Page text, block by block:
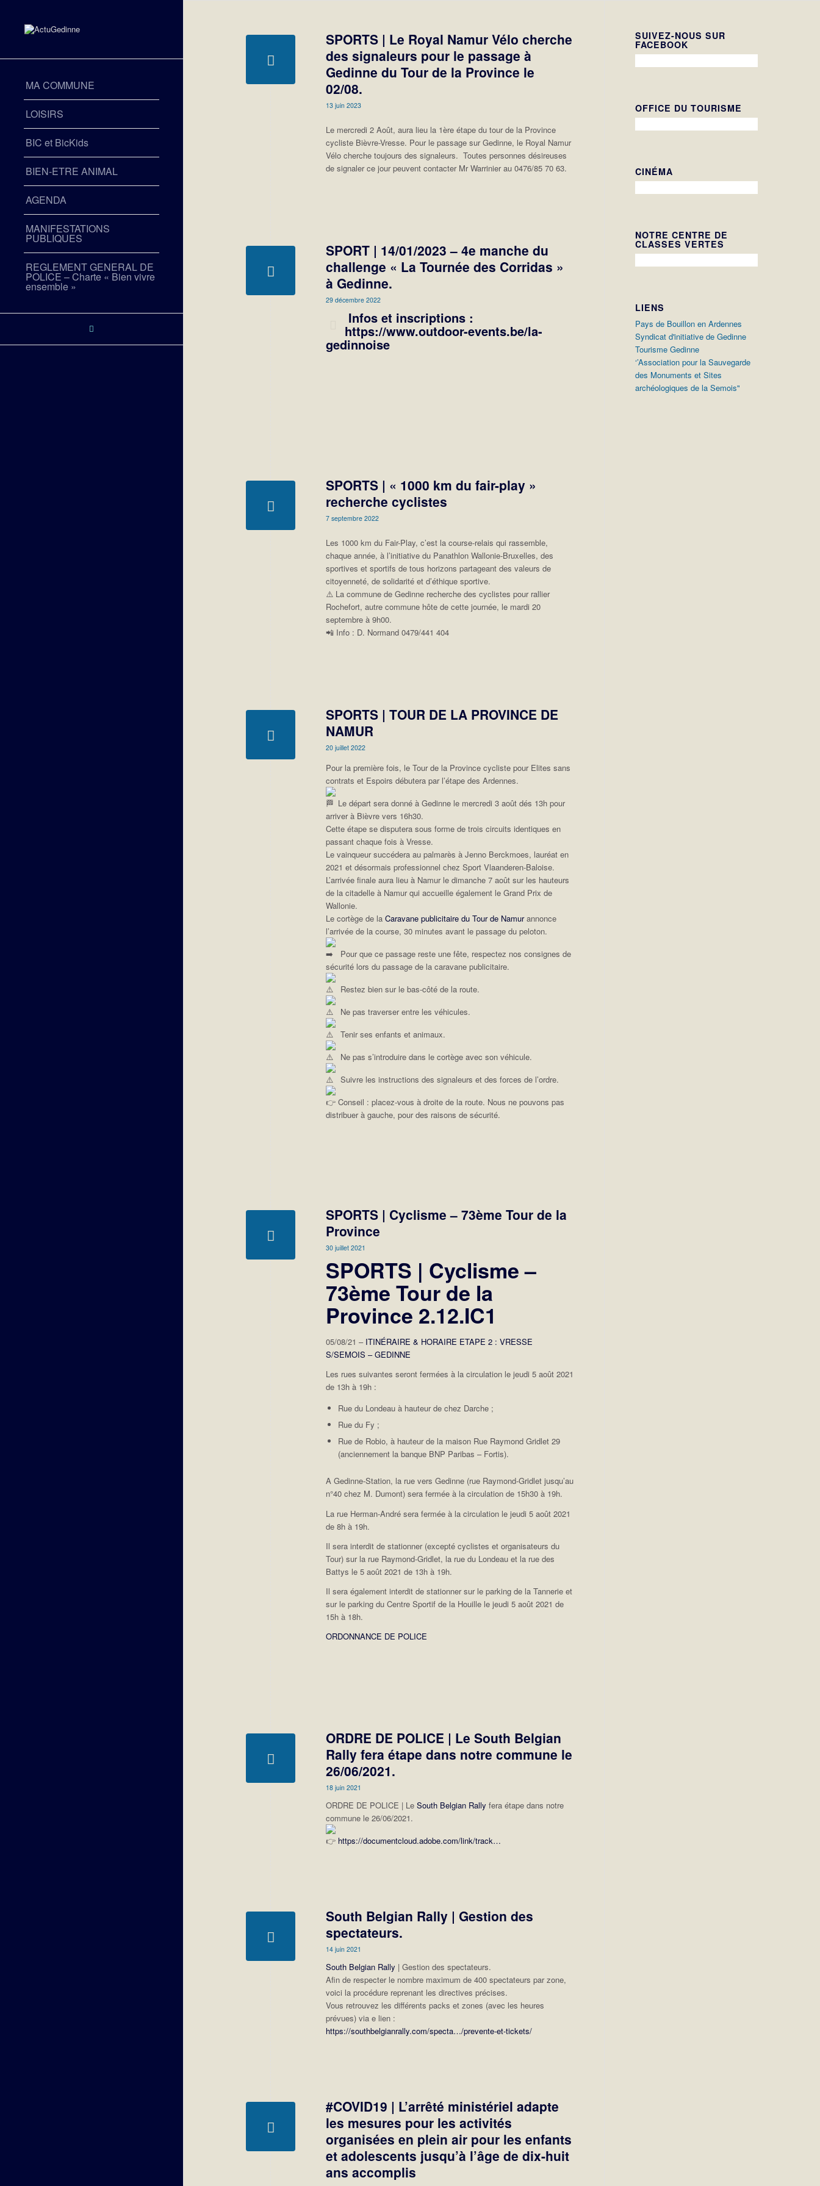
MA COMMUNE
LOISIRS
BIC et BicKids
BIEN-ETRE ANIMAL
AGENDA
MANIFESTATIONS
PUBLIQUES
REGLEMENT GENERAL DE
POLICE – Charte « Bien vivre
ensemble »
SPORTS | Le Royal Namur Vélo cherche
des signaleurs pour le passage à
Gedinne du Tour de la Province le
02/08.
13 juin 2023
Le mercredi 2 Août, aura lieu la 1ère étape du tour de la Province
cycliste Bièvre-Vresse. Pour le passage sur Gedinne, le Royal Namur
Vélo cherche toujours des signaleurs. Toutes personnes désireuses
de signaler ce jour peuvent contacter Mr Warrinier au 0476/85 70 63.
SPORT | 14/01/2023 – 4e manche du
challenge « La Tournée des Corridas »
à Gedinne.
29 décembre 2022
Infos et inscriptions :
https://www.outdoor-events.be/la-
gedinnoise
SPORTS | « 1000 km du fair-play »
recherche cyclistes
7 septembre 2022
Les 1000 km du Fair-Play, c’est la course-relais qui rassemble,
chaque année, à l’initiative du Panathlon Wallonie-Bruxelles, des
sportives et sportifs de tous horizons partageant des valeurs de
citoyenneté, de solidarité et d’éthique sportive.
⚠️ La commune de Gedinne recherche des cyclistes pour rallier
Rochefort, autre commune hôte de cette journée, le mardi 20
septembre à 9h00.
📲 Info : D. Normand 0479/441 404
SPORTS | TOUR DE LA PROVINCE DE
NAMUR
20 juillet 2022
Pour la première fois, le Tour de la Province cycliste pour Elites sans
contrats et Espoirs débutera par l’étape des Ardennes.
Le départ sera donné à Gedinne le mercredi 3 août dés 13h pour
arriver à Bièvre vers 16h30.
Cette étape se disputera sous forme de trois circuits identiques en
passant chaque fois à Vresse.
Le vainqueur succédera au palmarès à Jenno Berckmoes, lauréat en
2021 et désormais professionnel chez Sport Vlaanderen-Baloise.
L’arrivée finale aura lieu à Namur le dimanche 7 août sur les hauteurs
de la citadelle à Namur qui accueille également le Grand Prix de
Wallonie.
Le cortège de laCaravane publicitaire du Tour de Namurannonce
l’arrivée de la course, 30 minutes avant le passage du peloton.
Pour que ce passage reste une fête, respectez nos consignes de
sécurité lors du passage de la caravane publicitaire.
Restez bien sur le bas-côté de la route.
Ne pas traverser entre les véhicules.
Tenir ses enfants et animaux.
Ne pas s’introduire dans le cortège avec son véhicule.
Suivre les instructions des signaleurs et des forces de l’ordre.
Conseil : placez-vous à droite de la route. Nous ne pouvons pas
distribuer à gauche, pour des raisons de sécurité.
SPORTS | Cyclisme – 73ème Tour de la
Province
30 juillet 2021
SPORTS | Cyclisme –
73ème Tour de la
Province 2.12.IC1
05/08/21 –ITINÉRAIRE & HORAIRE ETAPE 2 : VRESSE
S/SEMOIS – GEDINNE
Les rues suivantes seront fermées à la circulation le jeudi 5 août 2021
de 13h à 19h :
Rue du Londeau à hauteur de chez Darche ;
Rue du Fy ;
Rue de Robio, à hauteur de la maison Rue Raymond Gridlet 29
(anciennement la banque BNP Paribas – Fortis).
A Gedinne-Station, la rue vers Gedinne (rue Raymond-Gridlet jusqu’au
n°40 chez M. Dumont) sera fermée à la circulation de 15h30 à 19h.
La rue Herman-André sera fermée à la circulation le jeudi 5 août 2021
de 8h à 19h.
Il sera interdit de stationner (excepté cyclistes et organisateurs du
Tour) sur la rue Raymond-Gridlet, la rue du Londeau et la rue des
Battys le 5 août 2021 de 13h à 19h.
Il sera également interdit de stationner sur le parking de la Tannerie et
sur le parking du Centre Sportif de la Houille le jeudi 5 août 2021 de
15h à 18h.
ORDONNANCE DE POLICE
ORDRE DE POLICE | Le South Belgian
Rally fera étape dans notre commune le
26/06/2021.
18 juin 2021
ORDRE DE POLICE | LeSouth Belgian Rally fera étape dans notre
commune le 26/06/2021.
https://documentcloud.adobe.com/link/track…
South Belgian Rally | Gestion des
spectateurs.
14 juin 2021
South Belgian Rally | Gestion des spectateurs.
Afin de respecter le nombre maximum de 400 spectateurs par zone,
voici la procédure reprenant les directives précises.
Vous retrouvez les différents packs et zones (avec les heures
prévues) via e lien :
https://southbelgianrally.com/specta…/prevente-et-tickets/
#COVID19 | L’arrêté ministériel adapte
les mesures pour les activités
organisées en plein air pour les enfants
et adolescents jusqu’à l’âge de dix-huit
ans accomplis
SUIVEZ-NOUS SUR
FACEBOOK
OFFICE DU TOURISME
CINÉMA
NOTRE CENTRE DE
CLASSES VERTES
LIENS
Pays de Bouillon en Ardennes
Syndicat d'initiative de Gedinne
Tourisme Gedinne
‘’Association pour la Sauvegarde
des Monuments et Sites
archéologiques de la Semois"